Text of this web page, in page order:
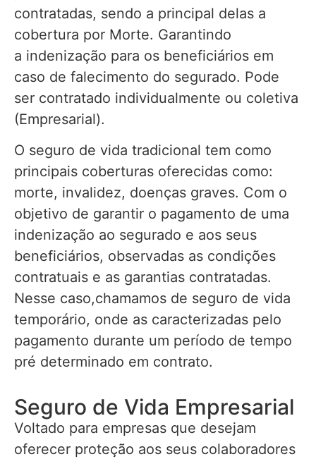
contratadas, sendo a principal delas a
cobertura por Morte. Garantindo
a indenização para os beneficiários em
caso de falecimento do segurado. Pode
ser contratado individualmente ou coletiva
(Empresarial).
O seguro de vida tradicional tem como
principais coberturas oferecidas como:
morte, invalidez, doenças graves. Com o
objetivo de garantir o pagamento de uma
indenização ao segurado e aos seus
beneficiários, observadas as condições
contratuais e as garantias contratadas.
Nesse caso,chamamos de seguro de vida
temporário, onde as caracterizadas pelo
pagamento durante um período de tempo
pré determinado em contrato.
Seguro de Vida Empresarial
Voltado para empresas que desejam
oferecer proteção aos seus colaboradores